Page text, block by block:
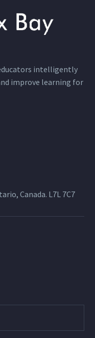
intelligently
improve learning for
Canada. L7L 7C7